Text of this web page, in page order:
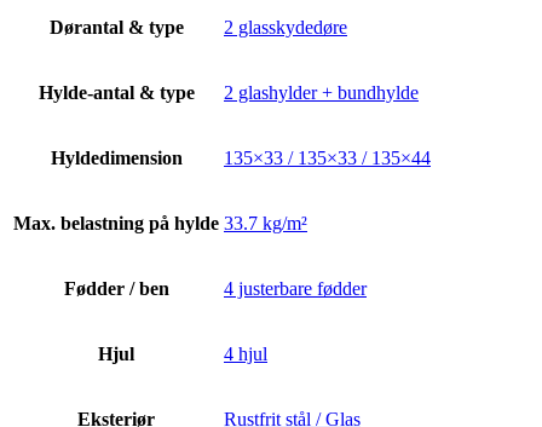
Dørantal & type 2 glasskydedøre
Hylde-antal & type 2 glashylder + bundhylde
Hyldedimension 135×33 / 135×33 / 135×44
Max. belastning på hylde 33.7 kg/m²
Fødder / ben 4 justerbare fødder
Hjul 4 hjul
Eksteriør Rustfrit stål / Glas